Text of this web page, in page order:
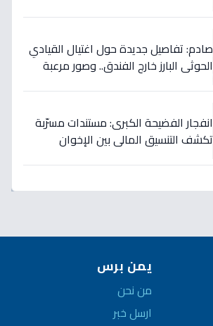
صادم: تفاصيل جديدة حول اغتيال القيادي
الحوثي البارز خارج الفندق.. وصور مرعبة
انفجار الفضيحة الكبرى: مستندات مسرّبة
تكشف التنسيق المالي بين الإخوان
يمن برس
من نحن
ارسل خبر